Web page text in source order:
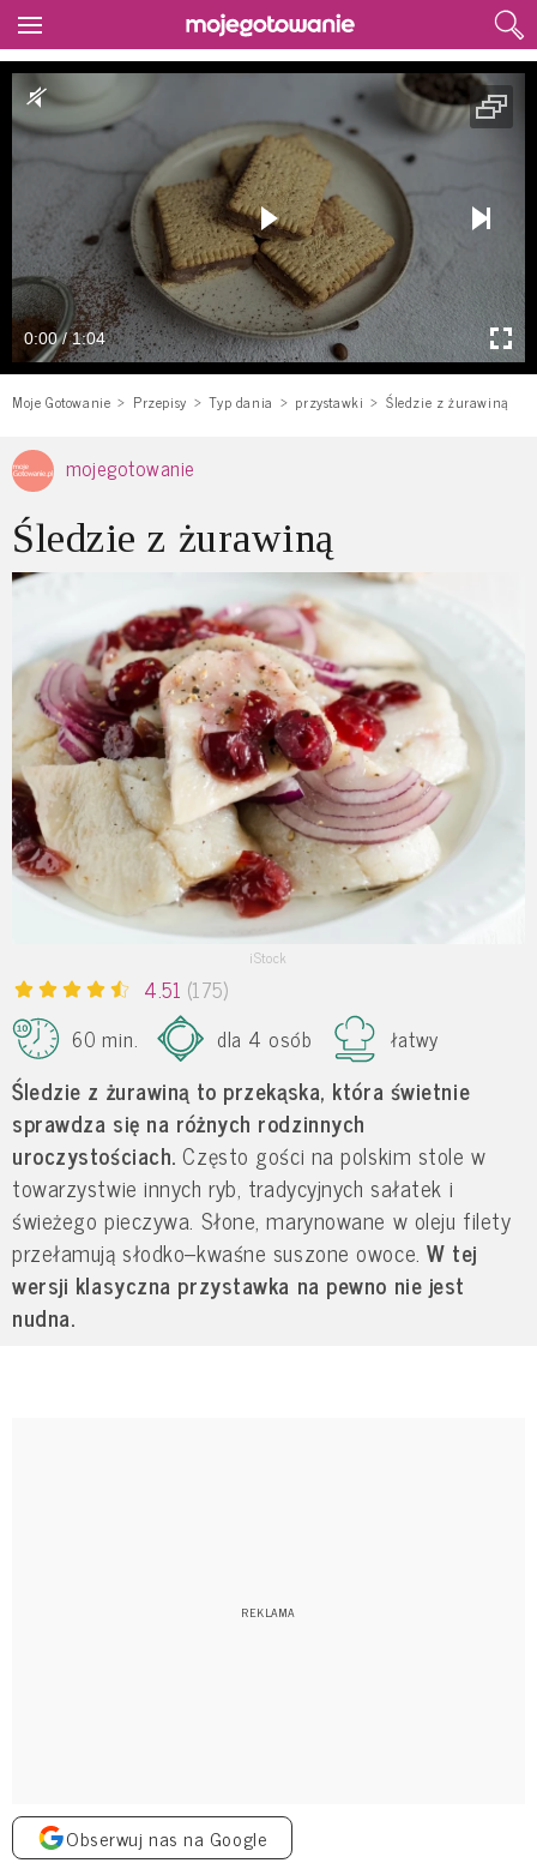
0:00 / 1:04
Moje Gotowanie Przepisy Typ dania przystawki Śledzie z żurawiną
mojegotowanie
Śledzie z żurawiną
iStock
4.51 (175)
60 min.
dla 4 osób łatwy
Śledzie z żurawiną to przekąska, która świetnie
sprawdza się na różnych rodzinnych
uroczystościach. Często gości na polskim stole w
towarzystwie innych ryb, tradycyjnych sałatek i
świeżego pieczywa. Słone, marynowane w oleju filety
przełamują słodko–kwaśne suszone owoce.W tej
wersji klasyczna przystawka na pewno nie jest
nudna.
Obserwuj nas na Google